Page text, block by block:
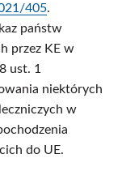
405.
państw
przez KE w
ust. 1
niektórych
w
do UE.